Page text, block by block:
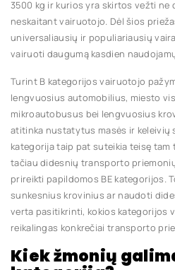
3500 kg ir kurios yra skirtos vežti ne
neskaitant vairuotojo. Dėl šios
universaliausių ir populiariausių
vairuoti daugumą kasdien
Turint B kategorijos vairuotojo
lengvuosius automobilius, miesto
mikroautobusus bei lengvuosius
atitinka nustatytus masės ir keleivių
kategorija taip pat suteikia teisę tam
tačiau didesnių transporto
prireikti papildomos BE kategorijos.
sunkesnius krovinius ar naudoti
verta pasitikrinti, kokios kategorijos
reikalingas konkrečiai transporto
Kiek žmonių